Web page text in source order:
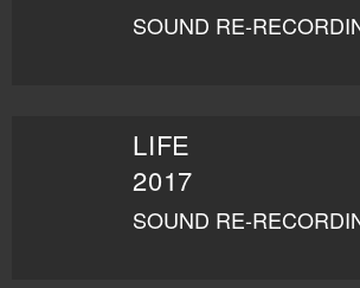
SOUND RE-
LIFE
2017
SOUND RE-